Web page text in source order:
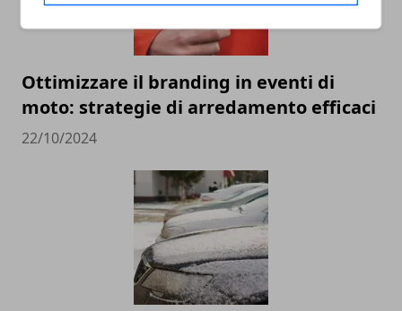
Ottimizzare il branding in eventi di
moto: strategie di arredamento efficaci
22/10/2024